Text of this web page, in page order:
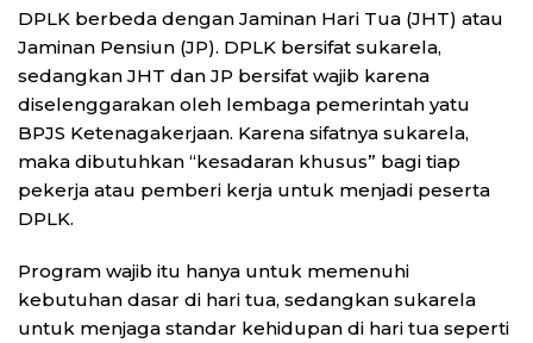
DPLK berbeda dengan Jaminan Hari Tua (JHT) atau
Jaminan Pensiun (JP). DPLK bersifat sukarela,
sedangkan JHT dan JP bersifat wajib karena
diselenggarakan oleh lembaga pemerintah yatu
BPJS Ketenagakerjaan. Karena sifatnya sukarela,
maka dibutuhkan “kesadaran khusus” bagi tiap
pekerja atau pemberi kerja untuk menjadi peserta
DPLK.
Program wajib itu hanya untuk memenuhi
kebutuhan dasar di hari tua, sedangkan sukarela
untuk menjaga standar kehidupan di hari tua seperti